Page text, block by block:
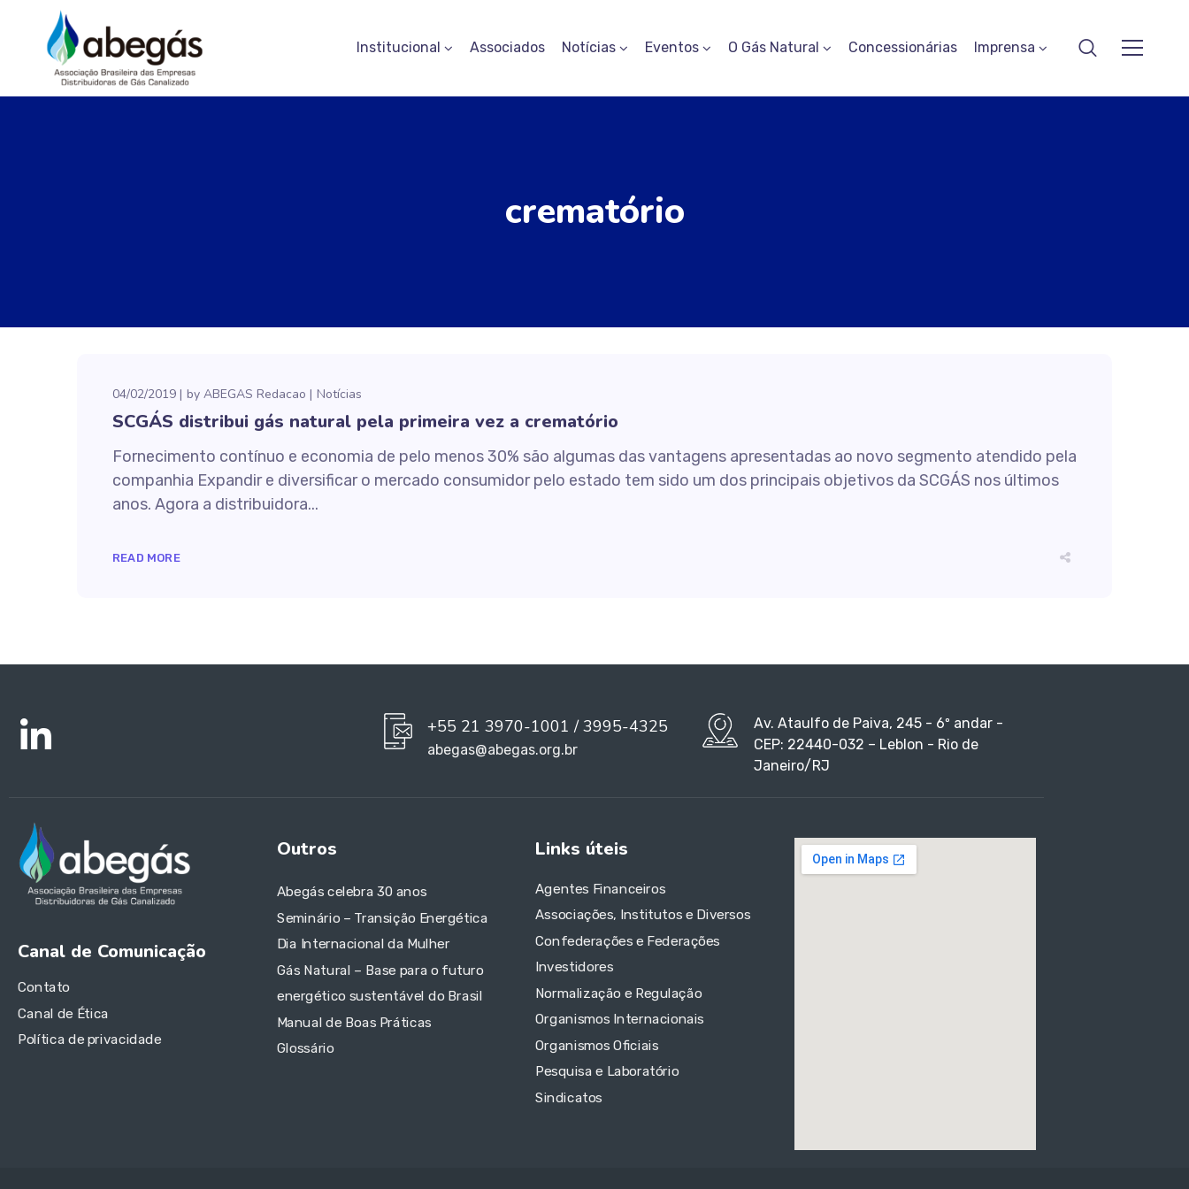
Institucional Associados Notícias Eventos O Gás Natural Concessionárias Imprensa
crematório
04/02/2019 by ABEGAS Redacao Notícias
SCGÁS distribui gás natural pela primeira vez a crematório
Fornecimento contínuo e economia de pelo menos 30% são algumas das vantagens apresentadas ao novo segmento atendido pela
companhia Expandir e diversificar o mercado consumidor pelo estado tem sido um dos principais objetivos da SCGÁS nos últimos
anos. Agora a distribuidora...
READ MORE
+55 21 3970-1001 / 3995-4325
abegas@abegas.org.br
Av. Ataulfo de Paiva, 245 - 6º andar -
CEP: 22440-032 – Leblon - Rio de
Janeiro/RJ
Canal de Comunicação
Contato
Canal de Ética
Política de privacidade
Outros
Abegás celebra 30 anos
Seminário – Transição Energética
Dia Internacional da Mulher
Gás Natural – Base para o futuro
energético sustentável do Brasil
Manual de Boas Práticas
Glossário
Links úteis
Agentes Financeiros
Associações, Institutos e Diversos
Confederações e Federações
Investidores
Normalização e Regulação
Organismos Internacionais
Organismos Oficiais
Pesquisa e Laboratório
Sindicatos